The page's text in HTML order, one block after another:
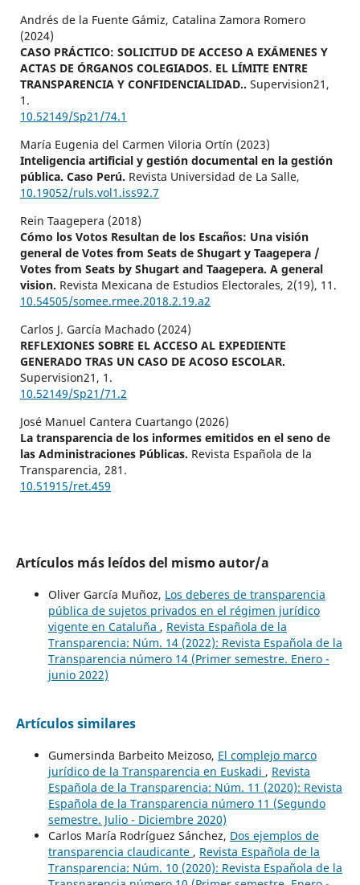
Andrés de la Fuente Gámiz, Catalina Zamora Romero
(2024)
CASO PRÁCTICO: SOLICITUD DE ACCESO A EXÁMENES Y
ACTAS DE ÓRGANOS COLEGIADOS. EL LÍMITE ENTRE
TRANSPARENCIA Y CONFIDENCIALIDAD.. Supervision21,
1.
10.52149/Sp21/74.1
María Eugenia del Carmen Viloria Ortín (2023)
Inteligencia artificial y gestión documental en la gestión
pública. Caso Perú. Revista Universidad de La Salle,
10.19052/ruls.vol1.iss92.7
Rein Taagepera (2018)
Cómo los Votos Resultan de los Escaños: Una visión
general de Votes from Seats de Shugart y Taagepera /
Votes from Seats by Shugart and Taagepera. A general
vision. Revista Mexicana de Estudios Electorales, 2(19), 11.
10.54505/somee.rmee.2018.2.19.a2
Carlos J. García Machado (2024)
REFLEXIONES SOBRE EL ACCESO AL EXPEDIENTE
GENERADO TRAS UN CASO DE ACOSO ESCOLAR.
Supervision21, 1.
10.52149/Sp21/71.2
José Manuel Cantera Cuartango (2026)
La transparencia de los informes emitidos en el seno de
las Administraciones Públicas. Revista Española de la
Transparencia, 281.
10.51915/ret.459
Artículos más leídos del mismo autor/a
Oliver García Muñoz, Los deberes de transparencia
pública de sujetos privados en el régimen jurídico
vigente en Cataluña , Revista Española de la
Transparencia: Núm. 14 (2022): Revista Española de la
Transparencia número 14 (Primer semestre. Enero -
junio 2022)
Artículos similares
Gumersinda Barbeito Meizoso, El complejo marco
jurídico de la Transparencia en Euskadi , Revista
Española de la Transparencia: Núm. 11 (2020): Revista
Española de la Transparencia número 11 (Segundo
semestre. Julio - Diciembre 2020)
Carlos María Rodríguez Sánchez, Dos ejemplos de
transparencia claudicante , Revista Española de la
Transparencia: Núm. 10 (2020): Revista Española de la